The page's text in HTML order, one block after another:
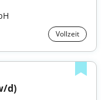
Vollzeit
d)